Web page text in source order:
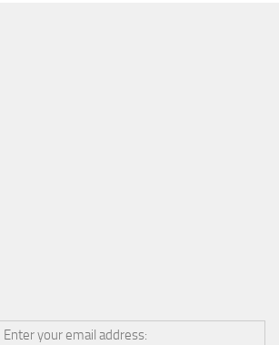
Enter your email address: